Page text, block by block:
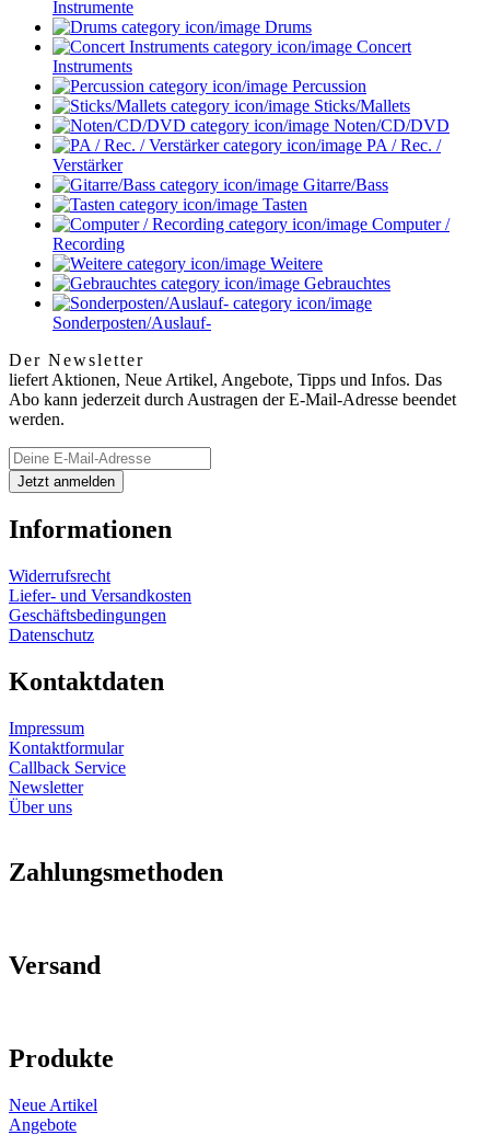
Instrumente
Drums
Concert
Instruments
Percussion
Sticks/Mallets
Noten/CD/DVD
PA / Rec. /
Verstärker
Gitarre/Bass
Tasten
Computer /
Recording
Weitere
Gebrauchtes
Sonderposten/Auslauf-
Der Newsletter
liefert Aktionen, Neue Artikel, Angebote, Tipps und Infos. Das
Abo kann jederzeit durch Austragen der E-Mail-Adresse beendet
werden.
Informationen
Widerrufsrecht
Liefer- und Versandkosten
Geschäftsbedingungen
Datenschutz
Kontaktdaten
Impressum
Kontaktformular
Callback Service
Newsletter
Über uns
Zahlungsmethoden
Versand
Produkte
Neue Artikel
Angebote